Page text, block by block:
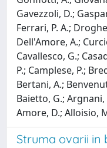
Gavezzoli, D.;
Ferrari, P. A.;
Dell'Amore, A.;
Cavallesco, G.;
P.; Camplese, P.;
Bertani, A.;
Baietto, G.;
Amore, D.; Alloisio,
Struma ovarii in